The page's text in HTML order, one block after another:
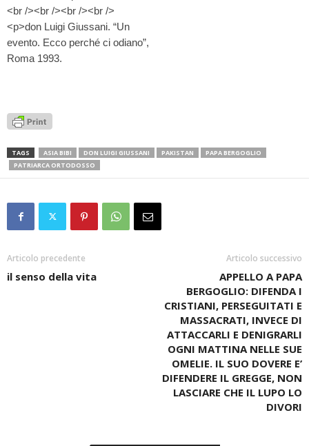
TAGS ASIA BIBI DON LUIGI GIUSSANI PAKISTAN
PAPA BERGOGLIO
PATRIARCA ORTODOSSO
Articolo precedente
il senso della vita
Articolo successivo
APPELLO A PAPA
BERGOGLIO: DIFENDA I
CRISTIANI, PERSEGUITATI E
MASSACRATI, INVECE DI
ATTACCARLI E DENIGRARLI
OGNI MATTINA NELLE SUE
OMELIE. IL SUO DOVERE E’
DIFENDERE IL GREGGE, NON
LASCIARE CHE IL LUPO LO
DIVORI